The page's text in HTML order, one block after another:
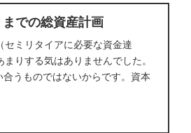
での総資産計画
ミリタイアに必要な資金達
りする気はありませんでした。
うものではないからです。資本